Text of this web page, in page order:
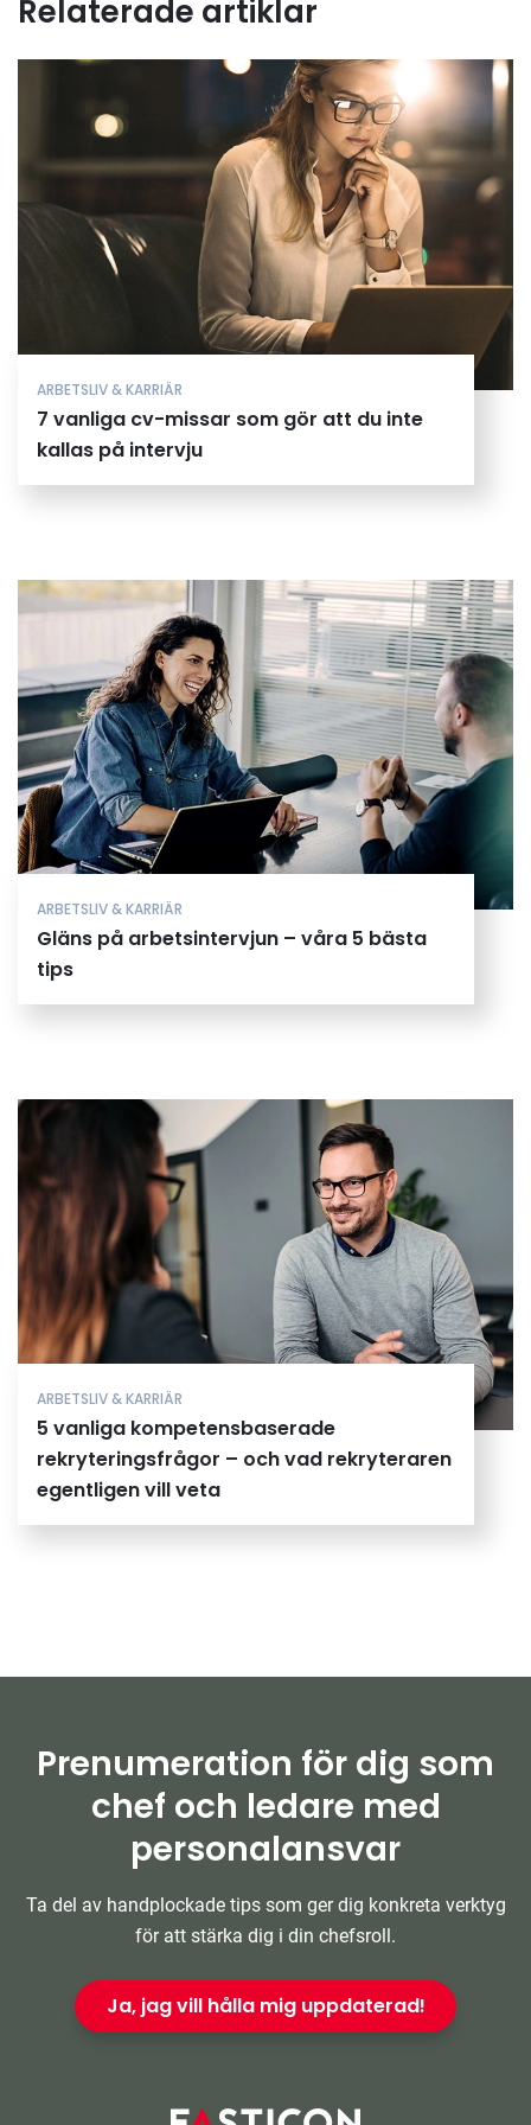
Relaterade artiklar
ARBETSLIV & KARRIÄR
7 vanliga cv-missar som gör att du inte
kallas på intervju
ARBETSLIV & KARRIÄR
Gläns på arbetsintervjun – våra 5 bästa
tips
ARBETSLIV & KARRIÄR
5 vanliga kompetensbaserade
rekryteringsfrågor – och vad rekryteraren
egentligen vill veta
Prenumeration för dig som
chef och ledare med
personalansvar
Ta del av handplockade tips som ger dig konkreta verktyg
för att stärka dig i din chefsroll.
Ja, jag vill hålla mig uppdaterad!